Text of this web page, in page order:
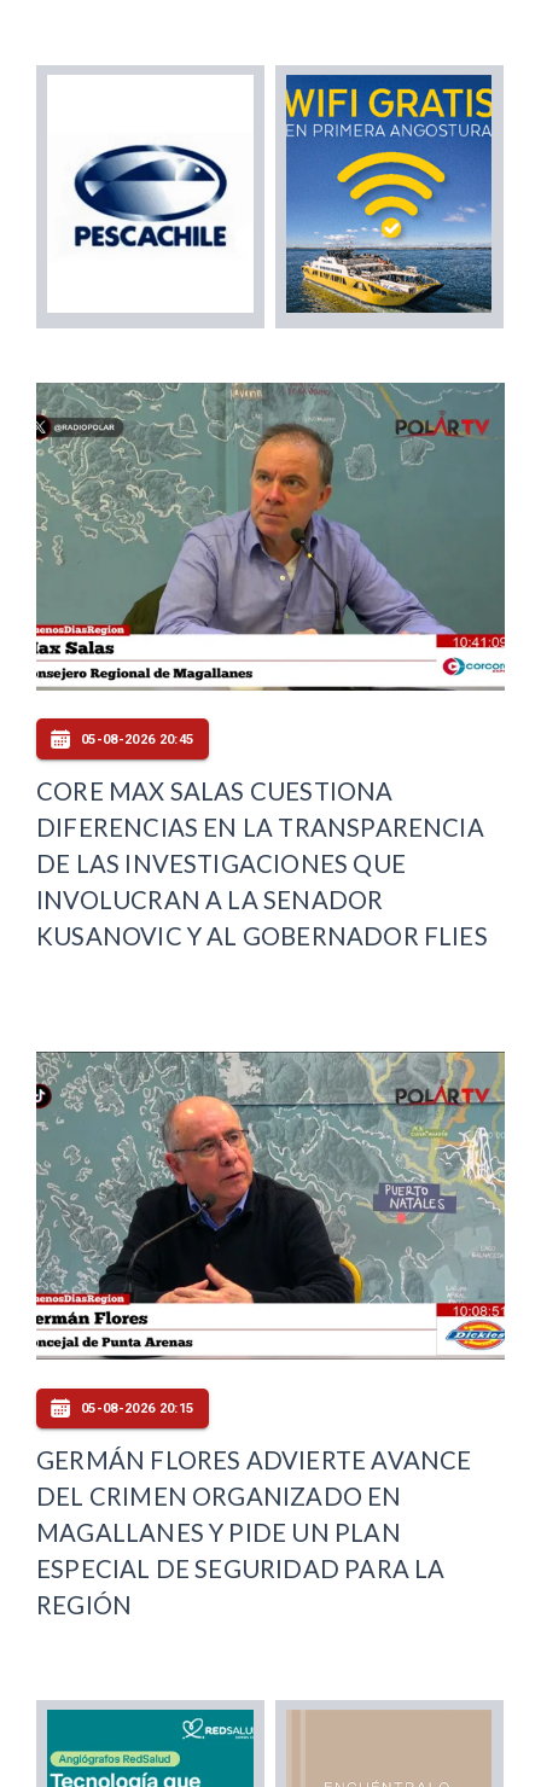
05-08-2026 20:45
CORE MAX SALAS CUESTIONA
DIFERENCIAS EN LA TRANSPARENCIA
DE LAS INVESTIGACIONES QUE
INVOLUCRAN A LA SENADOR
KUSANOVIC Y AL GOBERNADOR FLIES
05-08-2026 20:15
GERMÁN FLORES ADVIERTE AVANCE
DEL CRIMEN ORGANIZADO EN
MAGALLANES Y PIDE UN PLAN
ESPECIAL DE SEGURIDAD PARA LA
REGIÓN